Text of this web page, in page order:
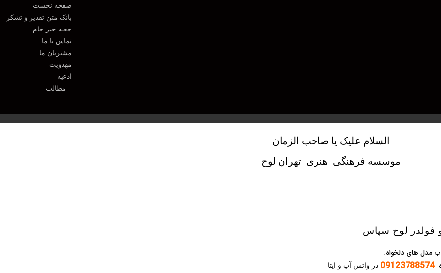
صفحه نخست
بانک متن تقدیر و تشکر
جعبه جیر خام
تماس با ما
مشتریان ما
مهدویت
ادعیه
مطالب
السلام علیک یا صاحب الزمان
موسسه فرهنگی هنری تهران لوح
و فولدر لوح سپاس
مدل های دلخواه.
09123788574 در واتس آپ و ایتا